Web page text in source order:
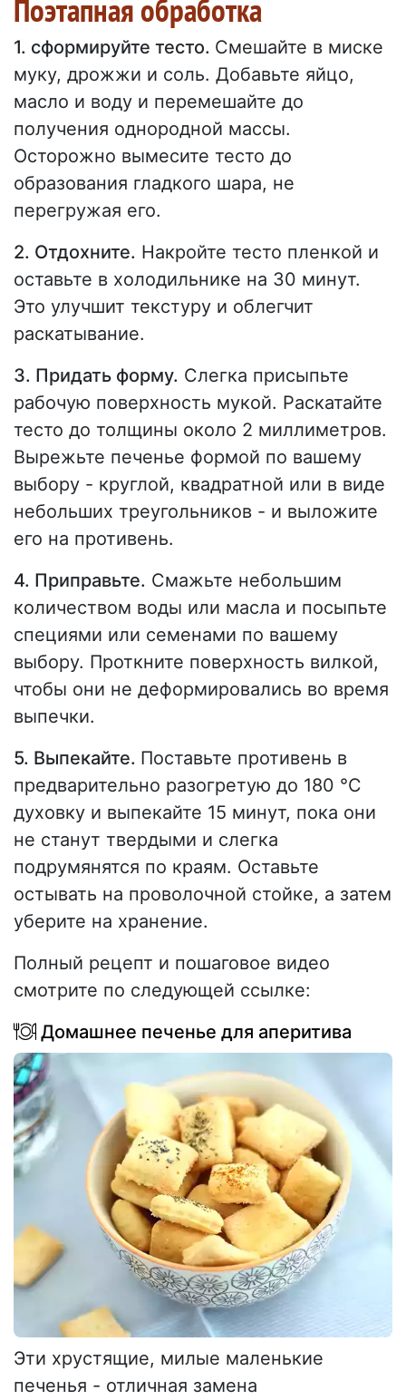
Поэтапная обработка
1. сформируйте тесто. Смешайте в миске
муку, дрожжи и соль. Добавьте яйцо,
масло и воду и перемешайте до
получения однородной массы.
Осторожно вымесите тесто до
образования гладкого шара, не
перегружая его.
2. Отдохните. Накройте тесто пленкой и
оставьте в холодильнике на 30 минут.
Это улучшит текстуру и облегчит
раскатывание.
3. Придать форму. Слегка присыпьте
рабочую поверхность мукой. Раскатайте
тесто до толщины около 2 миллиметров.
Вырежьте печенье формой по вашему
выбору - круглой, квадратной или в виде
небольших треугольников - и выложите
его на противень.
4. Приправьте. Смажьте небольшим
количеством воды или масла и посыпьте
специями или семенами по вашему
выбору. Проткните поверхность вилкой,
чтобы они не деформировались во время
выпечки.
5. Выпекайте. Поставьте противень в
предварительно разогретую до 180 °C
духовку и выпекайте 15 минут, пока они
не станут твердыми и слегка
подрумянятся по краям. Оставьте
остывать на проволочной стойке, а затем
уберите на хранение.
Полный рецепт и пошаговое видео
смотрите по следующей ссылке:
Домашнее печенье для аперитива
Эти хрустящие, милые маленькие
печенья - отличная замена